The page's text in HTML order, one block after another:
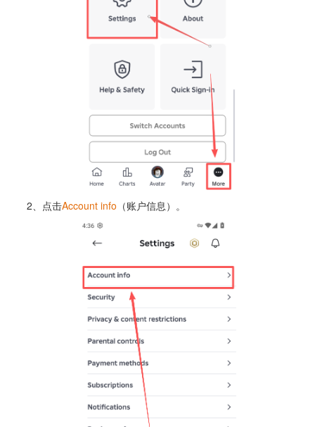
2、点击Account info （账户信息）。